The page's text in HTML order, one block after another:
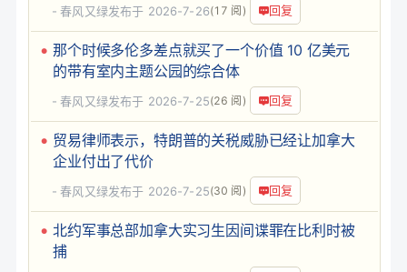
春风又绿 (17 阅) 回复
发布于 2026-7-26
那个时候多伦多差点就买了一个价值 10 亿美元
的带有室内主题公园的综合体
春风又绿 (26 阅) 回复
发布于 2026-7-25
贸易律师表示，特朗普的关税威胁已经让加拿大
企业付出了代价
春风又绿 (30 阅) 回复
发布于 2026-7-25
北约军事总部加拿大实习生因间谍罪在比利时被
捕